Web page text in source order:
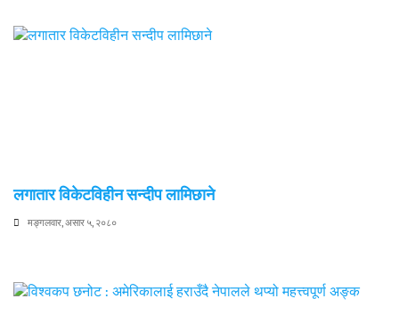
लगातार विकेटविहीन सन्दीप लामिछाने
मङ्गलवार, असार ५, २०८०